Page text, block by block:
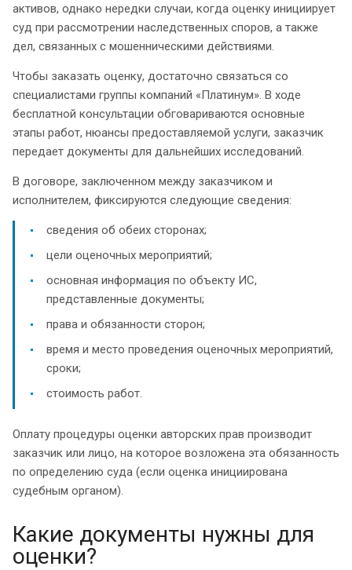
активов, однако нередки случаи, когда оценку инициирует
суд при рассмотрении наследственных споров, а также
дел, связанных с мошенническими действиями.
Чтобы заказать оценку, достаточно связаться со
специалистами группы компаний «Платинум». В ходе
бесплатной консультации обговариваются основные
этапы работ, нюансы предоставляемой услуги, заказчик
передает документы для дальнейших исследований.
В договоре, заключенном между заказчиком и
исполнителем, фиксируются следующие сведения:
сведения об обеих сторонах;
цели оценочных мероприятий;
основная информация по объекту ИС,
представленные документы;
права и обязанности сторон;
время и место проведения оценочных мероприятий,
сроки;
стоимость работ.
Оплату процедуры оценки авторских прав производит
заказчик или лицо, на которое возложена эта обязанность
по определению суда (если оценка инициирована
судебным органом).
Какие документы нужны для
оценки?